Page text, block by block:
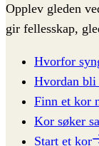
Opplev gleden
gir fellesskap,
Hvorfor
Hvordan
Finn et kor
Kor søker
Start et kor